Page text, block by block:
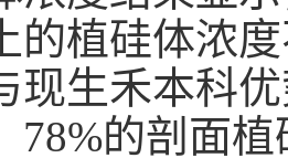
的植硅体浓
现生禾本科
78%的剖面